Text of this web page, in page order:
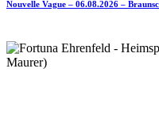
Nouvelle Vague – 06.08.2026 –